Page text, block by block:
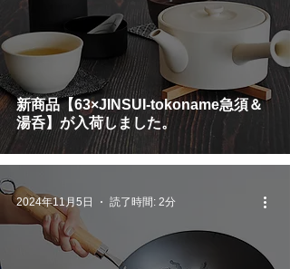
新商品【63×JINSUI-tokoname急須＆
湯呑】が入荷しました。
2024年11月5日 読了時間: 2分